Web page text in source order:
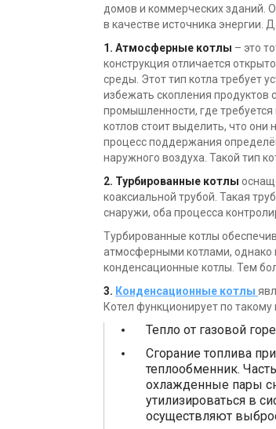
домов и коммерческих зданий.
в качестве источника энергии.
1. Атмосферные котлы – это
конструкция отличается
среды. Этот тип котла требует
избежать скопления
промышленности, где
котлов стоит выделить, что они
процесс поддержания
наружного воздуха. Такой тип
2. Турбированные котлы
коаксиальной трубой. Такая
снаружи, оба процесса
Турбированные котлы
атмосферными котлами, однако
конденсационные котлы. Тем
3. Конденсационные котлы
Котел функционирует по такому
Тепло от газовой
Сгорание топлива
теплообменник.
охлажденные пары
утилизироваться в
осуществляют